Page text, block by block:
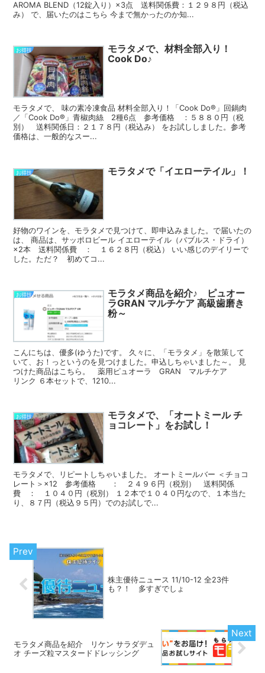
AROMA BLEND（12錠入り）×3点 送料関係費：１２９８円（税込
み） で、届いたのはこちら 今まで無かったのか知...
お得技
モラタメで、材料全部入り！
Cook Do♪
モラタメで、 味の素冷凍食品 材料全部入り！「Cook Do®」回鍋肉
／「Cook Do®」青椒肉絲 2種6点 参考価格 ：５８８０円（税
別） 送料関係日：２１７８円（税込み） をお試ししました。参考
価格は、一般的なスー...
お得技 モラタメで「イエローテイル」！
好物のワインを、モラタメで見つけて、即申込みました。で届いたの
は、 商品は、サッポロビール イエローテイル（バブルス・ドライ）
×2本 送料関係費 ： １６２８円（税込） いい感じのデイリーで
した。ただ？ 初めてコ...
お得技
モラタメ商品を紹介♪ ピュオー
ラGRAN マルチケア 高級歯磨き
粉～
こんにちは、優多(ゆうた)です。 久々に、「モラタメ」を散策して
いて、お！っというのを見つけました。申込しちゃいました～。 見
つけた商品はこちら。 薬用ピュオーラ GRAN マルチケア
リンク ６本セットで、1210...
お得技
モラタメで、「オートミール チ
ョコレート」をお試し！
モラタメで、リピートしちゃいました。 オートミールバー ＜チョコ
レート＞×12 参考価格 ： ２４９６円（税別） 送料関係
費 ： １０４０円（税別） １２本で１０４０円なので、１本当た
り、８７円（税込９５円）でのお試しで...
株主優待ニュース 11/10-12 全23件
も？！ 多すぎでしょ
モラタメ商品を紹介 リケン サラダデュ
オ チーズ粒マスタードドレッシング